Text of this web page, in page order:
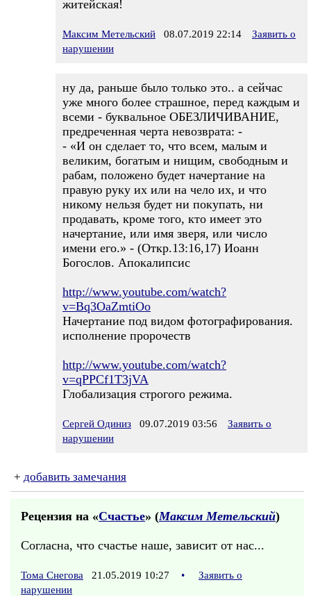
житейская!
Максим Метельский 08.07.2019 22:14
Заявить о
нарушении
ну да, раньше было только это.. а сейчас
уже много более страшное, перед каждым и
всеми - буквальное ОБЕЗЛИЧИВАНИЕ,
предреченная черта невозврата: -
- «И он сделает то, что всем, малым и
великим, богатым и нищим, свободным и
рабам, положено будет начертание на
правую руку их или на чело их, и что
никому нельзя будет ни покупать, ни
продавать, кроме того, кто имеет это
начертание, или имя зверя, или число
имени его.» - (Откр.13:16,17) Иоанн
Богослов. Апокалипсис
http://www.youtube.com/watch?
v=Bq3OaZmtiOo
Начертание под видом фотографирования.
исполнение пророчеств
http://www.youtube.com/watch?
v=qPPCf1T3jVA
Глобализация строгого режима.
Сергей Одиниз 09.07.2019 03:56
Заявить о
нарушении
+ добавить замечания
Рецензия на «Счастье» (Максим Метельский)
Согласна, что счастье наше, зависит от нас...
Тома Снегова 21.05.2019 10:27 •
Заявить о
нарушении